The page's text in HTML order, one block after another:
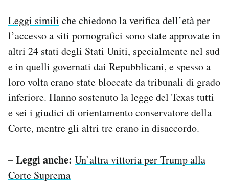
Leggi simili che chiedono la verifica dell’età per
l’accesso a siti pornografici sono state approvate in
altri 24 stati degli Stati Uniti, specialmente nel sud
e in quelli governati dai Repubblicani, e spesso a
loro volta erano state bloccate da tribunali di grado
inferiore. Hanno sostenuto la legge del Texas tutti
e sei i giudici di orientamento conservatore della
Corte, mentre gli altri tre erano in disaccordo.
– Leggi anche: Un’altra vittoria per Trump alla
Corte Suprema